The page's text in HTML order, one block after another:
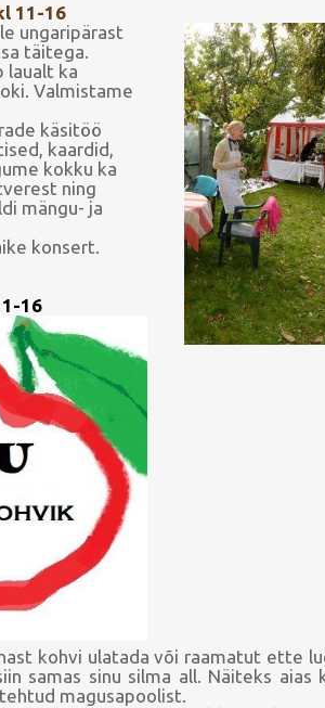
11-16
ungaripärast
täitega.
laualt ka
Valmistame
käsitöö
kaardid,
kokku ka
ning
mängu- ja
konsert.
16
kohvi ulatada või raamatut ette
samas sinu silma all. Näiteks
magusapoolist.